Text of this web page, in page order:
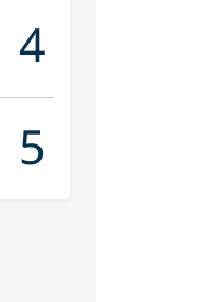
4
5